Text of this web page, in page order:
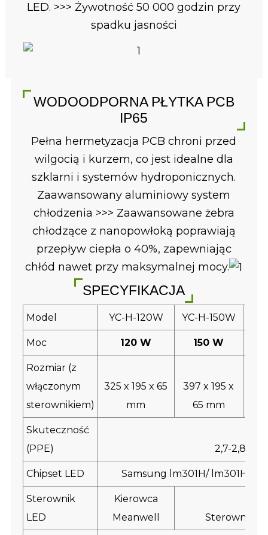
LED. >>> Żywotność 50 000 godzin przy
spadku jasności
WODOODPORNA PŁYTKA PCB
IP65
Pełna hermetyzacja PCB chroni przed
wilgocią i kurzem, co jest idealne dla
szklarni i systemów hydroponicznych.
Zaawansowany aluminiowy system
chłodzenia >>> Zaawansowane żebra
chłodzące z nanopowłoką poprawiają
przepływ ciepła o 40%, zapewniając
chłód nawet przy maksymalnej mocy.
SPECYFIKACJA
Model YC-H-120W YC-H-150W
Moc 120 W 150 W
Rozmiar (z
włączonym
sterownikiem)
325 x 195 x 65
mm
397 x 195 x
65 mm
Skuteczność
(PPE)
2,7-
Chipset LED Samsung lm301H/ lm301H
Sterownik
LED
Kierowca
Meanwell
Sterownik